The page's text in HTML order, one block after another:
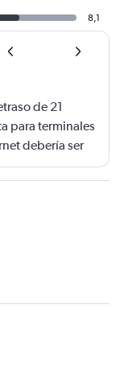
8,1
de 21
para terminales
debería ser